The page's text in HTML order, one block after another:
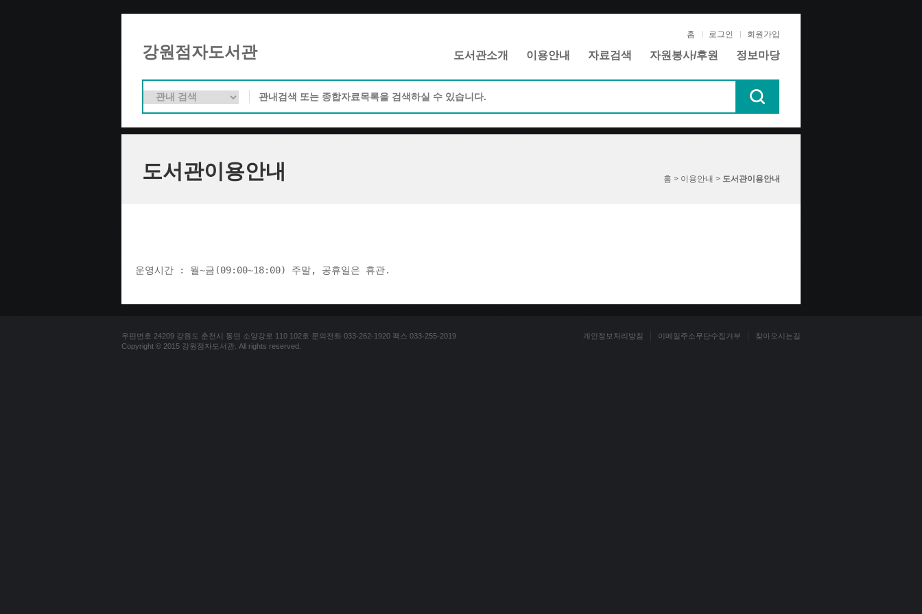
강원점자도서관
홈 로그인 회원가입
도서관소개 이용안내 자료검색 자원봉사/후원 정보마당
도서관이용안내 홈 > 이용안내 > 도서관이용안내
운영시간 : 월~금(09:00~18:00) 주말, 공휴일은 휴관.
우편번호 24209 강원도 춘천시 동면 소양강로 110 102호 문의전화 033-262-1920 팩스 033-255-2019
Copyright © 2015 강원점자도서관. All rights reserved.
개인정보처리방침 이메일주소무단수집거부 찾아오시는길